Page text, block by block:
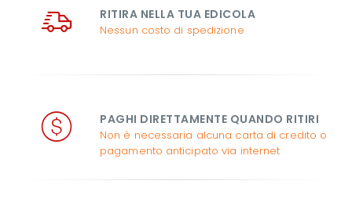
RITIRA NELLA TUA EDICOLA
Nessun costo di spedizione
PAGHI DIRETTAMENTE QUANDO RITIRI
Non è necessaria alcuna carta di credito o
pagamento anticipato via internet